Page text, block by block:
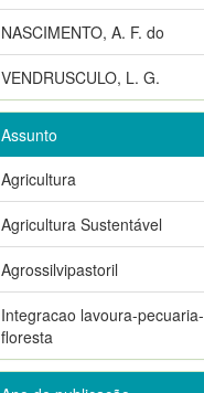
NASCIMENTO, A. F. do
VENDRUSCULO, L. G.
Assunto
Agricultura
Agricultura Sustentável
Agrossilvipastoril
Integracao lavoura-pecuaria-
floresta